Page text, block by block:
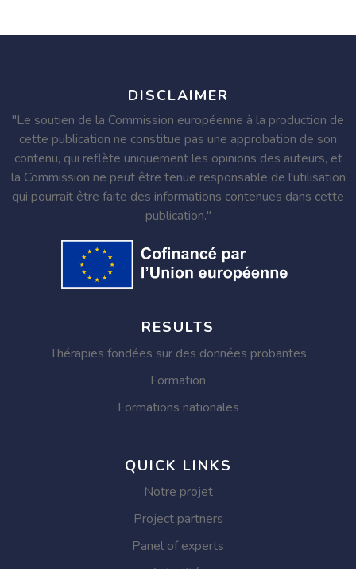
DISCLAIMER
"Le soutien de la Commission européenne à la production de
cette publication ne constitue pas une approbation de son
contenu, qui reflète uniquement les opinions des auteurs, et
la Commission ne peut être tenue responsable de l'utilisation
qui pourrait être faite des informations contenues dans cette
publication."
RESULTS
Thérapies fondées sur des données probantes
Formation
Formations nationales
QUICK LINKS
Notre projet
Project partners
Panel of experts